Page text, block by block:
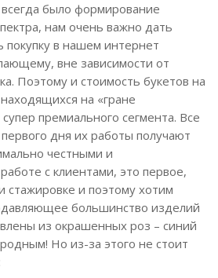
было формирование
нам очень важно дать
покупку в нашем интернет
вне зависимости от
Поэтому и стоимость букетов на
на «гране
премиального сегмента. Все
дня их работы получают
честными и
с клиентами, это первое,
стажировке и поэтому хотим
большинство изделий
из окрашенных роз – синий
Но из-за этого не стоит